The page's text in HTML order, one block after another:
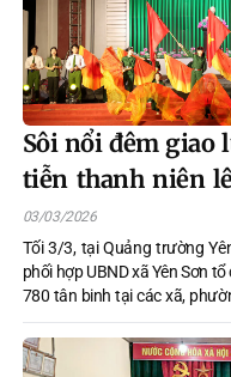
HĐND xã Yên Sơn khóa II
tri thôn Trầm Ân, phố Lang
Sôi nổi đêm giao
tiễn thanh niên
2026
03/03/2026
Tối 3/3, tại Quảng trường
phối hợp UBND xã Yên Sơn
780 tân binh tại các xã,
nhập ngũ năm 2026.